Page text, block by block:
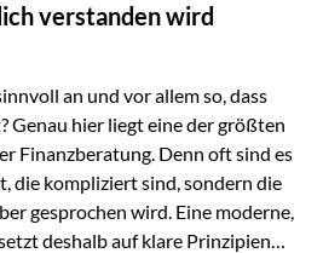
verstanden wird
an und vor allem so, dass
Genau hier liegt eine der größten
Finanzberatung. Denn oft sind es
die kompliziert sind, sondern die
gesprochen wird. Eine moderne,
deshalb auf klare Prinzipien